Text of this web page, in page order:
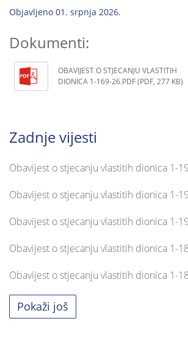
Objavljeno 01. srpnja 2026.
Dokumenti:
OBAVIJEST O STJECANJU VLASTITIH
DIONICA 1-169-26.PDF (PDF, 277 KB)
Zadnje vijesti
Obavijest o stjecanju vlastitih dionica 1-
Obavijest o stjecanju vlastitih dionica 1-
Obavijest o stjecanju vlastitih dionica 1-
Obavijest o stjecanju vlastitih dionica 1-
Obavijest o stjecanju vlastitih dionica 1-
Pokaži još